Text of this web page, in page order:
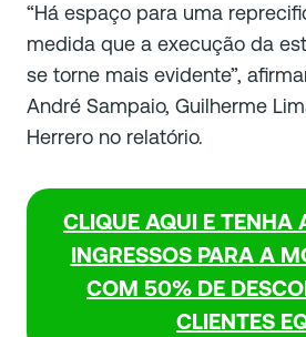
“Há espaço para uma
medida que a execução da
se torne mais evidente”,
André Sampaio, Guilherme
Herrero no relatório.
CLIQUE AQUI E TENHA
INGRESSOS PARA A
COM 50% DE
CLIENTES